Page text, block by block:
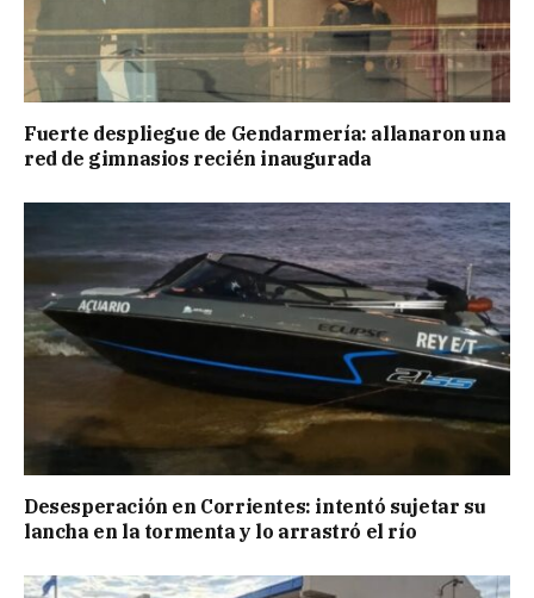
Fuerte despliegue de Gendarmería: allanaron una
red de gimnasios recién inaugurada
Desesperación en Corrientes: intentó sujetar su
lancha en la tormenta y lo arrastró el río